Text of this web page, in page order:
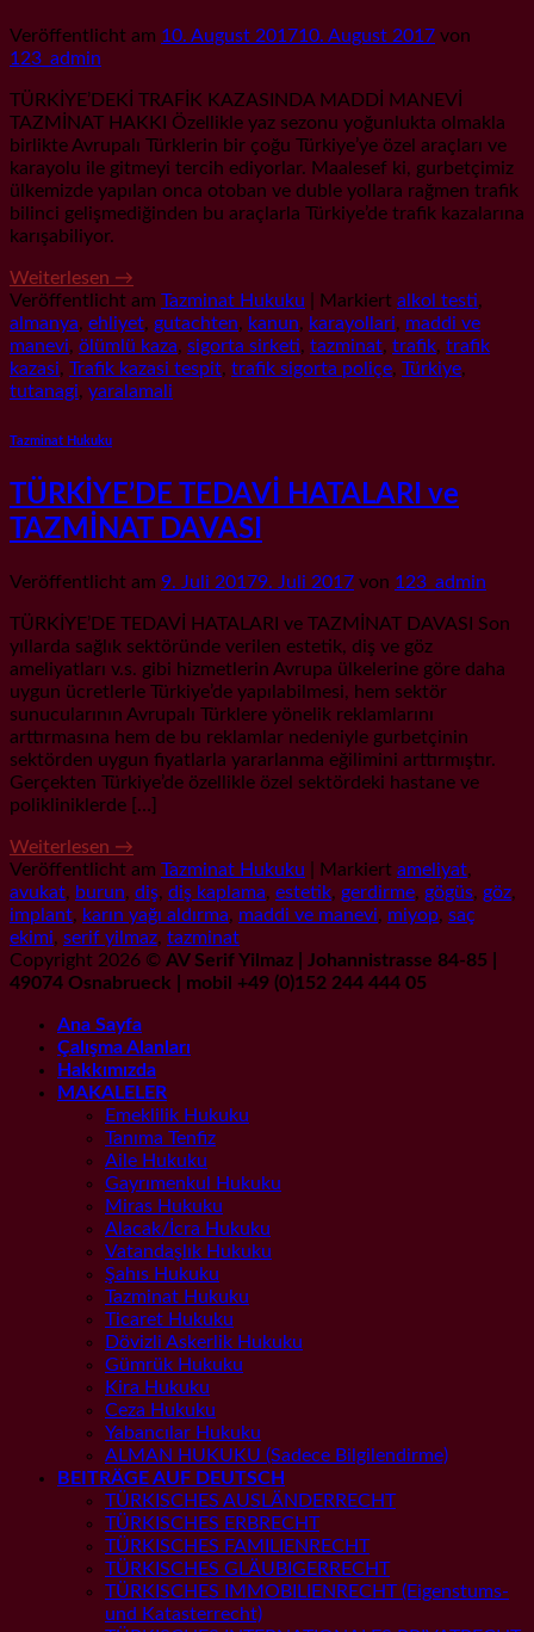
Veröffentlicht am 10. August 201710. August 2017 von
123_admin
TÜRKİYE’DEKİ TRAFİK KAZASINDA MADDİ MANEVİ
TAZMİNAT HAKKI Özellikle yaz sezonu yoğunlukta olmakla
birlikte Avrupalı Türklerin bir çoğu Türkiye’ye özel araçları ve
karayolu ile gitmeyi tercih ediyorlar. Maalesef ki, gurbetçimiz
ülkemizde yapılan onca otoban ve duble yollara rağmen trafik
bilinci gelişmediğinden bu araçlarla Türkiye’de trafik kazalarına
karışabiliyor.
Weiterlesen →
Veröffentlicht am Tazminat Hukuku Markiert alkol testi,
almanya, ehliyet, gutachten, kanun, karayollari, maddi ve
manevi, ölümlü kaza, sigorta sirketi, tazminat, trafik, trafik
kazasi, Trafik kazasi tespit, trafik sigorta poliçe, Türkiye,
tutanagi, yaralamali
Tazminat Hukuku
TÜRKİYE’DE TEDAVİ HATALARI ve
TAZMİNAT DAVASI
Veröffentlicht am 9. Juli 20179. Juli 2017 von 123_admin
TÜRKİYE’DE TEDAVİ HATALARI ve TAZMİNAT DAVASI Son
yıllarda sağlık sektöründe verilen estetik, diş ve göz
ameliyatları v.s. gibi hizmetlerin Avrupa ülkelerine göre daha
uygun ücretlerle Türkiye’de yapılabilmesi, hem sektör
sunucularının Avrupalı Türklere yönelik reklamlarını
arttırmasına hem de bu reklamlar nedeniyle gurbetçinin
sektörden uygun fiyatlarla yararlanma eğilimini arttırmıştır.
Gerçekten Türkiye’de özellikle özel sektördeki hastane ve
polikliniklerde […]
Weiterlesen →
Veröffentlicht am Tazminat Hukuku Markiert ameliyat,
avukat, burun, diş, diş kaplama, estetik, gerdirme, gögüs, göz,
implant, karın yağı aldırma, maddi ve manevi, miyop, saç
ekimi, serif yilmaz, tazminat
Copyright 2026 © AV Serif Yilmaz | Johannistrasse 84-85 |
49074 Osnabrueck | mobil +49 (0)152 244 444 05
Ana Sayfa
Çalışma Alanları
Hakkımızda
MAKALELER
Emeklilik Hukuku
Tanıma Tenfiz
Aile Hukuku
Gayrımenkul Hukuku
Miras Hukuku
Alacak/İcra Hukuku
Vatandaşlık Hukuku
Şahıs Hukuku
Tazminat Hukuku
Ticaret Hukuku
Dövizli Askerlik Hukuku
Gümrük Hukuku
Kira Hukuku
Ceza Hukuku
Yabancılar Hukuku
ALMAN HUKUKU (Sadece Bilgilendirme)
BEITRÄGE AUF DEUTSCH
TÜRKISCHES AUSLÄNDERRECHT
TÜRKISCHES ERBRECHT
TÜRKISCHES FAMILIENRECHT
TÜRKISCHES GLÄUBIGERRECHT
TÜRKISCHES IMMOBILIENRECHT (Eigenstums-
und Katasterrecht)